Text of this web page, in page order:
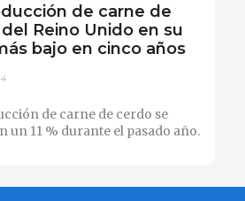
de carne de
Reino Unido en su
bajo en cinco años
de carne de cerdo se
un 11 % durante el pasado año.